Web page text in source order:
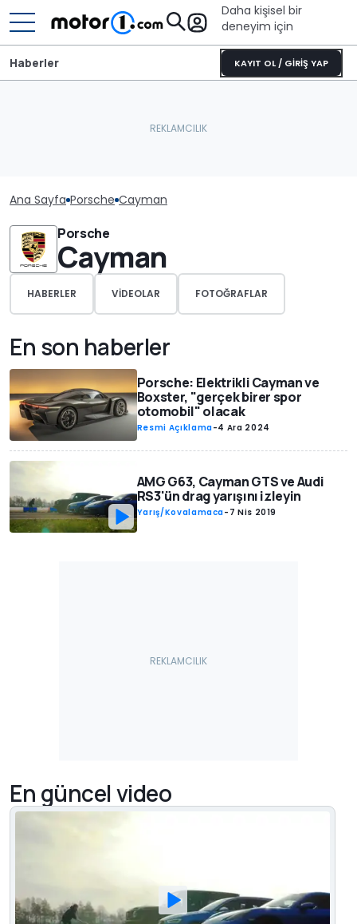
Daha kişisel bir
deneyim için
KAYIT OL / GİRİŞ YAP
Haberler
Ana Sayfa Porsche Cayman
Porsche
Cayman
HABERLER VIDEOLAR FOTOĞRAFLAR
En son haberler
Porsche: Elektrikli Cayman ve
Boxster, "gerçek birer spor
otomobil" olacak
Resmi Açıklama-4 Ara 2024
AMG G63, Cayman GTS ve Audi
RS3'ün drag yarışını izleyin
Yarış/Kovalamaca- 7 Nis 2019
En güncel video